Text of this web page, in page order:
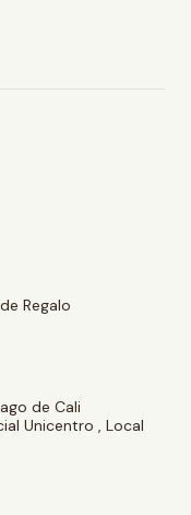
Regalo
de Cali
Unicentro , Local